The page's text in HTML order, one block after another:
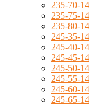
235-70-14
235-75-14
235-80-14
245-35-14
245-40-14
245-45-14
245-50-14
245-55-14
245-60-14
245-65-14